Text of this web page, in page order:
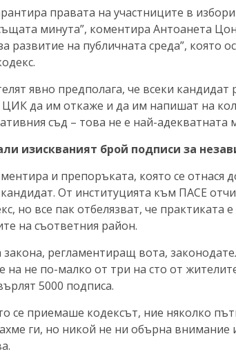
правата на участниците в
минута”, коментира Антоанета
развитие на публичната среда”,
явно предполага, че всеки
ЦИК да им откаже и да им напишат на
съд – това не е най-адекватната
изискваният брой подписи за
и препоръката, която се отнася
От институцията към ПАСЕ
но все пак отбелязват, че практиката
на съответния район.
закона, регламентиращ вота,
на не по-малко от три на сто от
5000 подписа.
се приемаше кодексът, ние няколко
ги, но никой не ни обърна внимание